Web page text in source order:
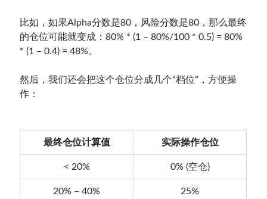
比如，如果Alpha分数是80，风险分数是80，那么最终
的仓位可能就变成：80% * (1 – 80%/100 * 0.5) = 80%
* (1 – 0.4) = 48%。
然后，我们还会把这个仓位分成几个“档位”，方便操
作：
最终仓位计算值 实际操作仓位
< 20% 0% (空仓)
20% – 40% 25%